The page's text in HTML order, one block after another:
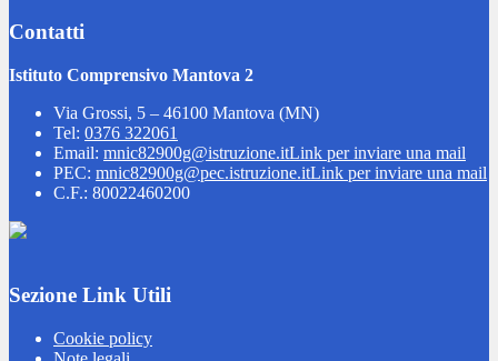
Contatti
Istituto Comprensivo Mantova 2
Via Grossi, 5 – 46100 Mantova (MN)
Tel: 0376 322061
Email: mnic82900g@istruzione.itLink per inviare una mail
PEC: mnic82900g@pec.istruzione.itLink per inviare una mail
C.F.: 80022460200
Sezione Link Utili
Cookie policy